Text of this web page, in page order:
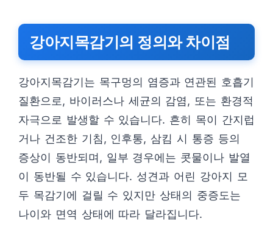
강아지목감기의 정의와 차이점
강아지목감기는 목구멍의 염증과 연관된 호흡기
질환으로, 바이러스나 세균의 감염, 또는 환경적
자극으로 발생할 수 있습니다. 흔히 목이 간지럽
거나 건조한 기침, 인후통, 삼킴 시 통증 등의
증상이 동반되며, 일부 경우에는 콧물이나 발열
이 동반될 수 있습니다. 성견과 어린 강아지 모
두 목감기에 걸릴 수 있지만 상태의 중증도는
나이와 면역 상태에 따라 달라집니다.